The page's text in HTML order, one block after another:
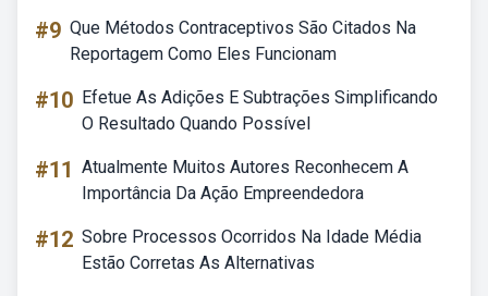
#9 Que Métodos Contraceptivos São Citados Na
Reportagem Como Eles Funcionam
#10 Efetue As Adições E Subtrações Simplificando
O Resultado Quando Possível
#11 Atualmente Muitos Autores Reconhecem A
Importância Da Ação Empreendedora
#12 Sobre Processos Ocorridos Na Idade Média
Estão Corretas As Alternativas